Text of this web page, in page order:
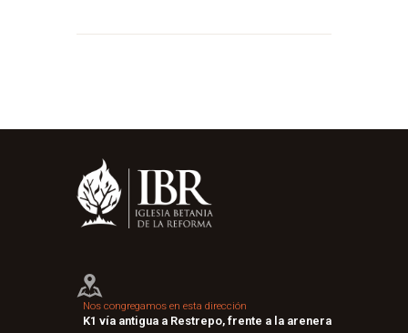
Nos congregamos en esta dirección
K1 vía antigua a Restrepo, frente a la arenera